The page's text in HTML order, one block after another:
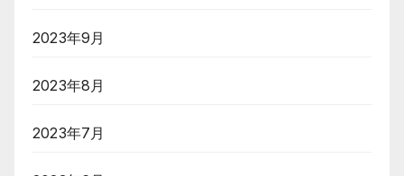
2023年9月
2023年8月
2023年7月